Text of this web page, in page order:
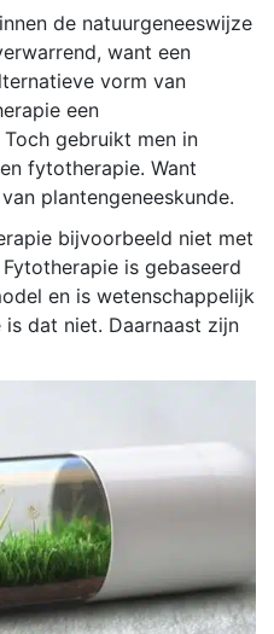
de natuurgeneeswijze
want een
vorm van
een
gebruikt men in
fytotherapie. Want
plantengeneeskunde.
bijvoorbeeld niet met
is gebaseerd
en is wetenschappelijk
dat niet. Daarnaast zijn